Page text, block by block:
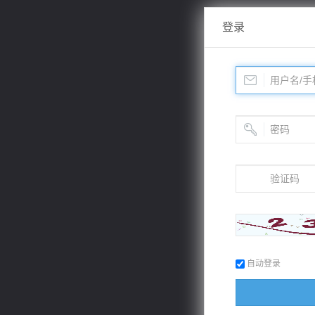
登录
自动登录